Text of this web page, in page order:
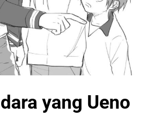
yang Ueno